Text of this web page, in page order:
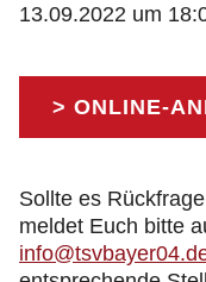
13.09.2022 um
> ONLINE-
Sollte es
meldet Euch bitte